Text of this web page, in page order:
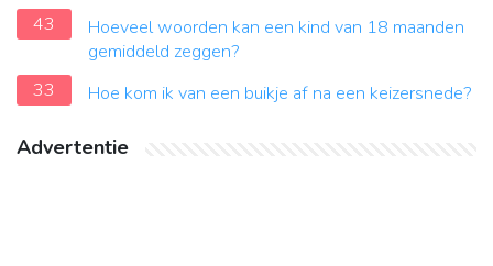
43
Hoeveel woorden kan een kind van 18 maanden
gemiddeld zeggen?
33
Hoe kom ik van een buikje af na een keizersnede?
Advertentie